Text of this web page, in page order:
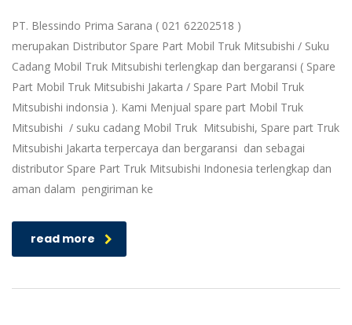
PT. Blessindo Prima Sarana ( 021 62202518 )
merupakan Distributor Spare Part Mobil Truk Mitsubishi / Suku
Cadang Mobil Truk Mitsubishi terlengkap dan bergaransi ( Spare
Part Mobil Truk Mitsubishi Jakarta / Spare Part Mobil Truk
Mitsubishi indonsia ). Kami Menjual spare part Mobil Truk
Mitsubishi / suku cadang Mobil Truk Mitsubishi, Spare part Truk
Mitsubishi Jakarta terpercaya dan bergaransi dan sebagai
distributor Spare Part Truk Mitsubishi Indonesia terlengkap dan
aman dalam pengiriman ke
read more